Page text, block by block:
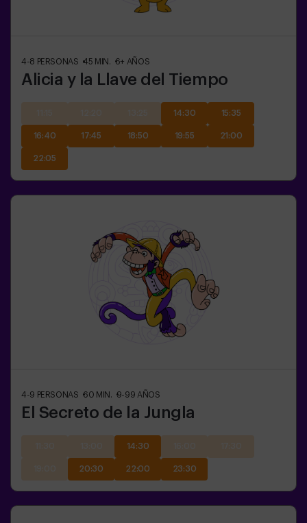
4-8 PERSONAS 45 MIN. 6+ AÑOS
Alicia y la Llave del Tiempo
14:30 15:35
16:40 17:45 18:50 19:55 21:00
22:05
4-9 PERSONAS 60 MIN. 9-99 AÑOS
El Secreto de la Jungla
14:30
20:30 22:00 23:30